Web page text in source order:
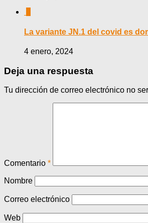
La variante JN.1 del covid es
4 enero, 2024
Deja una respuesta
Tu dirección de correo electrónico no
Comentario *
Nombre
Correo electrónico
Web